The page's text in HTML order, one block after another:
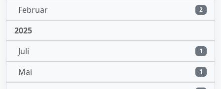
Februar 2
2025
Juli
1
Mai 1